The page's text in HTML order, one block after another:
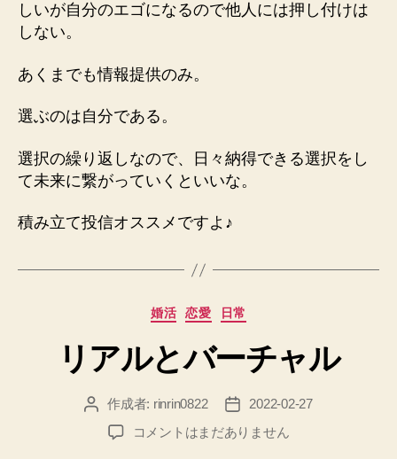
しいが自分のエゴになるので他人には押し付けは
しない。
あくまでも情報提供のみ。
選ぶのは自分である。
選択の繰り返しなので、日々納得できる選択をし
て未来に繋がっていくといいな。
積み立て投信オススメですよ♪
カ
ゴ
リ
婚活 恋愛 日常
リアルとバーチャル
投 作成者: rinrin0822
投
稿
日
2022-02-27
リ
コメントはまだありません